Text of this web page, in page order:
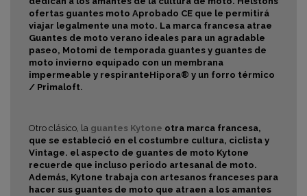
ofertas guantes moto Aprobado CE que le permitirá
viajar legalmente una moto. La marca francesa atrae
Guantes de moto verano ideales para un agradable
paseo, Motomi de temporada guantes y guantes de
moto invierno equipado con un membrana
impermeable y respiranteHipora® y un forro térmico
/ Primaloft.
Otro clásico, la guantes Kytone otra marca francesa,
que se estableció en el costumbre cultura, ciclista y
Vintage. el aspecto de guantes de moto Kytone
recuerde que incluso periodo artesanal de moto.
Además, Kytone trabaja con artesanos franceses para
hacer sus guantes de moto que atraen a los amantes